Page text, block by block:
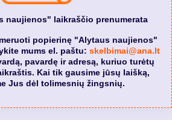
naujienos" laikraščio prenumerata
popierinę "Alytaus naujienos"
mums el. paštu: skelbimai@ana.lt
pavardę ir adresą, kuriuo turėtų
Kai tik gausime jūsų laišką,
Jus dėl tolimesnių žingsnių.